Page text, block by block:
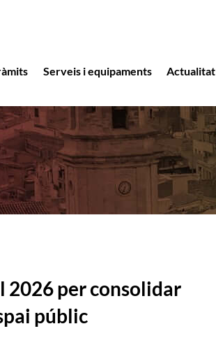
Serveis i equipaments Actualitat
2026 per consolidar
públic